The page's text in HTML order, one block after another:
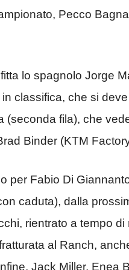
Pecco
lo spagnolo Jorge
classifica, che si
(seconda fila), che
Binder (KTM
per Fabio Di
caduta), dalla
rientrato a tempo
al Ranch,
Jack Miller, Enea